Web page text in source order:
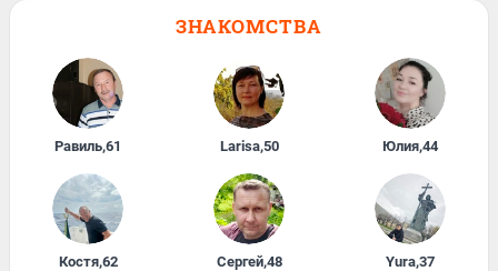
ЗНАКОМСТВА
Равиль,61 Larisa,50 Юлия,44
Костя,62 Сергей,48 Yura,37